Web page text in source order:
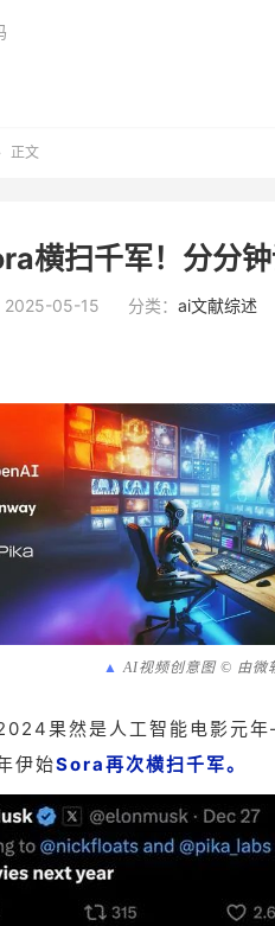
正文
横扫千军！分分
2025-05-15 分类： ai文献综述
▲AI视频创意图 © 由微
果然是人工智能电影元
伊始Sora再次横扫千军。